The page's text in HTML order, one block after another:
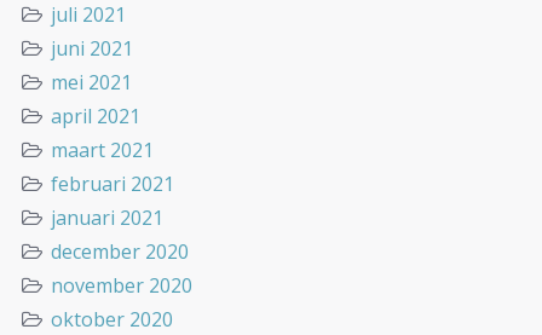
juli 2021
juni 2021
mei 2021
april 2021
maart 2021
februari 2021
januari 2021
december 2020
november 2020
oktober 2020